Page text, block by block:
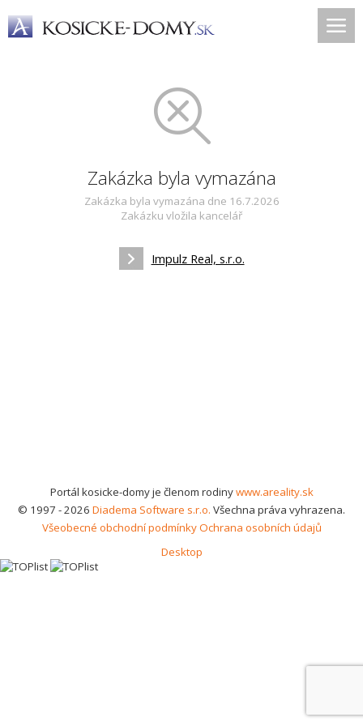
Zakázka byla vymazána
Zakázka byla vymazána dne 16.7.2026
Zakázku vložila kancelář
Impulz Real, s.r.o.
Portál kosicke-domy je členom rodinywww.areality.sk
© 1997 - 2026 Diadema Software s.r.o. Všechna práva vyhrazena.
Všeobecné obchodní podmínkyOchrana osobních údajů
Desktop